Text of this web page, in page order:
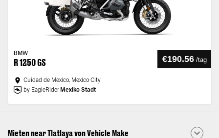
BMW
R 1250 GS €190.56 /tag
Cuidad de Mexico, Mexico City
by EagleRider Mexiko Stadt
Mieten near Tlatlaya von Vehicle Make